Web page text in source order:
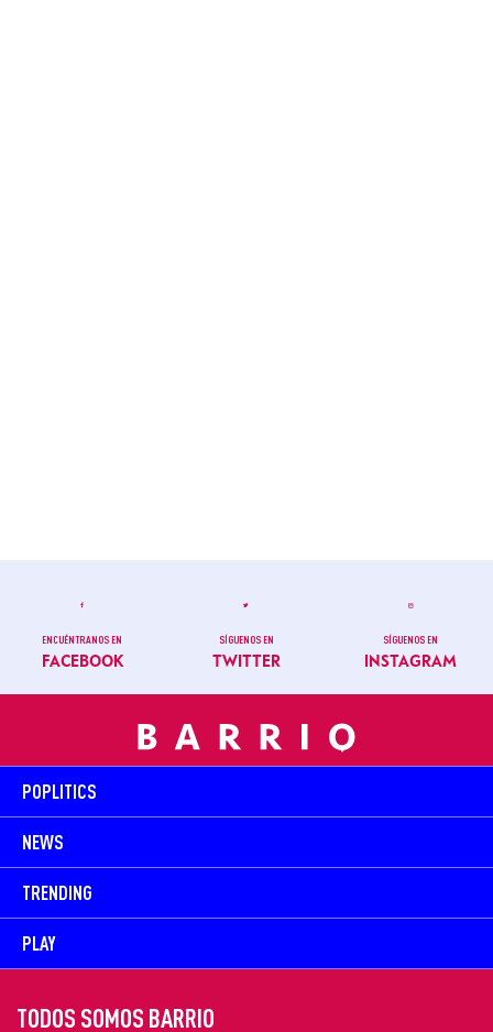
ENCUÉNTRANOS EN
FACEBOOK
SÍGUENOS EN
TWITTER
SÍGUENOS EN
INSTAGRAM
POPLITICS
NEWS
TRENDING
PLAY
TODOS SOMOS BARRIO